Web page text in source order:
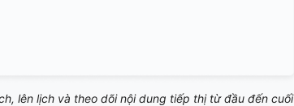
lên lịch và theo dõi nội dung tiếp thị từ đầu đến cuối